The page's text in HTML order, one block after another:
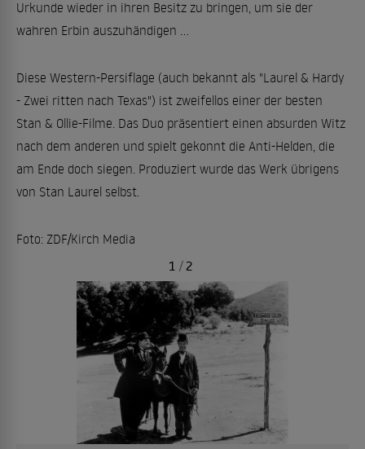
Urkunde wieder in ihren Besitz zu bringen, um sie der
wahren Erbin auszuhändigen ...
Diese Western-Persiflage (auch bekannt als "Laurel & Hardy
- Zwei ritten nach Texas") ist zweifellos einer der besten
Stan & Ollie-Filme. Das Duo präsentiert einen absurden Witz
nach dem anderen und spielt gekonnt die Anti-Helden, die
am Ende doch siegen. Produziert wurde das Werk übrigens
von Stan Laurel selbst.
Foto: ZDF/Kirch Media
1 / 2